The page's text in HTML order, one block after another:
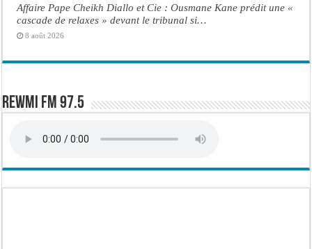
Affaire Pape Cheikh Diallo et Cie : Ousmane Kane prédit une «
cascade de relaxes » devant le tribunal si…
8 août 2026
Rewmi FM 97.5